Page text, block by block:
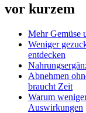
vor kurzem
Mehr Gemüse
Weniger
entdecken
Abnehmen
braucht Zeit
Warum
Auswirkungen